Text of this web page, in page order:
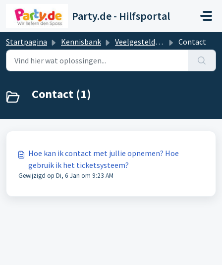
Party.de - Hilfsportal
Startpagina Kennisbank Veelgestelde vragen en antwoorden Contact
Contact (1)
Hoe kan ik contact met jullie opnemen? Hoe
gebruik ik het ticketsysteem?
Gewijzigd op Di, 6 Jan om 9:23 AM